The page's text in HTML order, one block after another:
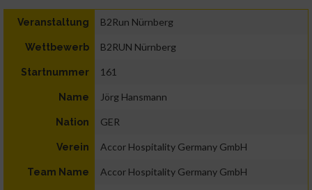
Veranstaltung B2Run Nürnberg
Wettbewerb B2RUN Nürnberg
Startnummer 161
Name Jörg Hansmann
Nation GER
Verein Accor Hospitality Germany GmbH
Team Name Accor Hospitality Germany GmbH